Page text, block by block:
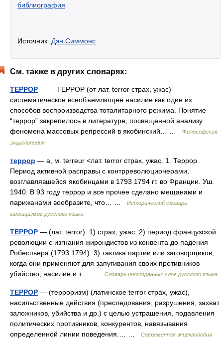
библиография
Источник: Дэн Симмонс
См. также в других словарях:
ТЕРРОР — ТЕРРОР (от лат. terror страх, ужас)
систематическое всеобъемлющее насилие как один из
способов воспроизводства тоталитарного режима. Понятие
“террор” закрепилось в литературе, посвященной анализу
феномена массовых репрессий в якобинский… …
Философская
энциклопедия
террор — а, м. terreur <лат. terror страх, ужас. 1. Террор.
Период активной расправы с контрреволюционерами,
возглавлявшейся якобинцами в 1793 1794 гг. во Франции. Уш.
1940. В 93 году террор и все прочее сделано мещанами и
парижанами вообразите, что… …
Исторический словарь
галлицизмов русского языка
ТЕРРОР — (лат. terror). 1) страх, ужас. 2) период французской
революции с изгнания жирондистов из конвента до падения
Робеспьера (1793 1794). 3) тактика партии или заговорщиков,
когда они применяют для запугивания своих противников
убийство, насилие и т.… …
Словарь иностранных слов русского языка
ТЕРРОР — (терроризм) (латинское terror страх, ужас),
насильственные действия (преследования, разрушения, захват
заложников, убийства и др.) с целью устрашения, подавления
политических противников, конкурентов, навязывания
определенной линии поведения.… …
Современная энциклопедия